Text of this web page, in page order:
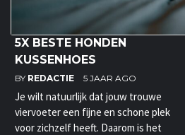
5X BESTE HONDEN
KUSSENHOES
BY REDACTIE 5 JAAR AGO
Je wilt natuurlijk dat jouw trouwe
viervoeter een fijne en schone plek
voor zichzelf heeft. Daarom is het